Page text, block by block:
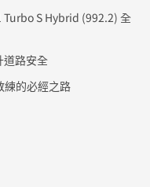
S Hybrid (992.2) 全
道路安全
練的必經之路